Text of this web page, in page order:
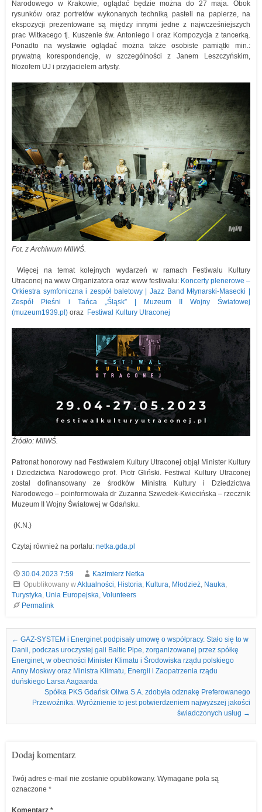
Narodowego w Krakowie, oglądać będzie można do 27 maja. Obok
rysunków oraz portretów wykonanych techniką pasteli na papierze, na
ekspozycji prezentowane są między innymi jedne z najwcześniejszych
prac Witkacego tj. Kuszenie św. Antoniego I oraz Kompozycja z tancerką.
Ponadto na wystawie oglądać można także osobiste pamiątki min.:
prywatną korespondencję, w szczególności z Janem Leszczyńskim,
filozofem UJ i przyjacielem artysty.
Fot. z Archiwum MIIWŚ.
Więcej na temat kolejnych wydarzeń w ramach Festiwalu Kultury
Utraconej na www Organizatora oraz www festiwalu: Koncerty plenerowe –
Orkiestra symfoniczna i zespół baletowy | Jazz Band Młynarski-Masecki |
Zespół Pieśni i Tańca „Śląsk” | Muzeum II Wojny Światowej
(muzeum1939.pl) oraz Festiwal Kultury Utraconej
Źródło: MIIWŚ.
Patronat honorowy nad Festiwalem Kultury Utraconej objął Minister Kultury
i Dziedzictwa Narodowego prof. Piotr Gliński. Festiwal Kultury Utraconej
został dofinansowany ze środków Ministra Kultury i Dziedzictwa
Narodowego – poinformowała dr Zuzanna Szwedek-Kwiecińska – rzecznik
Muzeum II Wojny Światowej w Gdańsku.
(K.N.)
Czytaj również na portalu: netka.gda.pl
30.04.2023 7:59
Kazimierz Netka
Opublikowany wAktualności, Historia, Kultura, Młodzież, Nauka,
Turystyka, Unia Europejska, Volunteers
Permalink
Nawigacja we wpisach
← GAZ-SYSTEM i Energinet podpisały umowę o współpracy. Stało się to w
Danii, podczas uroczystej gali Baltic Pipe, zorganizowanej przez spółkę
Energinet, w obecności Minister Klimatu i Środowiska rządu polskiego
Anny Moskwy oraz Ministra Klimatu, Energii i Zaopatrzenia rządu
duńskiego Larsa Aagaarda
Spółka PKS Gdańsk Oliwa S.A. zdobyła odznakę Preferowanego
Przewoźnika. Wyróżnienie to jest potwierdzeniem najwyższej jakości
świadczonych usług →
Dodaj komentarz
Twój adres e-mail nie zostanie opublikowany. Wymagane pola są
oznaczone *